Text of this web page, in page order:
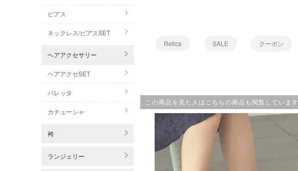
ピアス
ネックレス/ピアスSET
ヘアアクセサリー
ヘアアクセSET
バレッタ
カチューシャ
袴
ランジェリー
Retica SALE クーポン
この商品を見た人はこちらの商品も閲覧しています